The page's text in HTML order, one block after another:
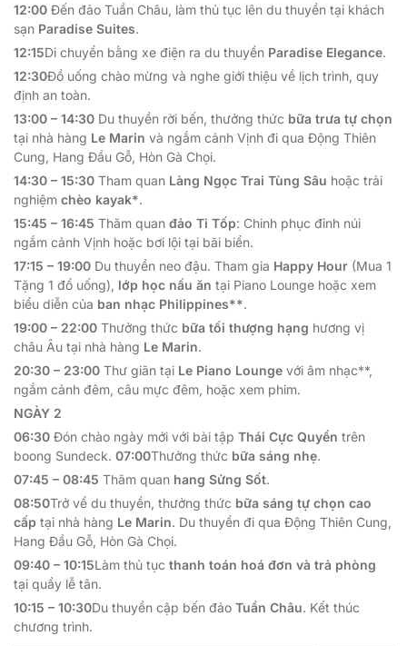
12:00 Đến đảo Tuần Châu, làm thủ tục lên du thuyền tại khách
sạn Paradise Suites.
12:15Di chuyển bằng xe điện ra du thuyền Paradise Elegance.
12:30Đồ uống chào mừng và nghe giới thiệu về lịch trình, quy
định an toàn.
13:00 – 14:30 Du thuyền rời bến, thưởng thức bữa trưa tự chọn
tại nhà hàng Le Marin và ngắm cảnh Vịnh đi qua Động Thiên
Cung, Hang Đầu Gỗ, Hòn Gà Chọi.
14:30 – 15:30 Tham quan Làng Ngọc Trai Tùng Sâu hoặc trải
nghiệm chèo kayak*.
15:45 – 16:45 Thăm quan đảo Ti Tốp: Chinh phục đỉnh núi
ngắm cảnh Vịnh hoặc bơi lội tại bãi biển.
17:15 – 19:00 Du thuyền neo đậu. Tham gia Happy Hour (Mua 1
Tặng 1 đồ uống), lớp học nấu ăn tại Piano Lounge hoặc xem
biểu diễn của ban nhạc Philippines**.
19:00 – 22:00 Thưởng thức bữa tối thượng hạng hương vị
châu Âu tại nhà hàng Le Marin.
20:30 – 23:00 Thư giãn tại Le Piano Lounge với âm nhạc**,
ngắm cảnh đêm, câu mực đêm, hoặc xem phim.
NGÀY 2
06:30 Đón chào ngày mới với bài tập Thái Cực Quyền trên
boong Sundeck. 07:00Thưởng thức bữa sáng nhẹ.
07:45 – 08:45 Thăm quan hang Sửng Sốt.
08:50Trở về du thuyền, thưởng thức bữa sáng tự chọn cao
cấp tại nhà hàng Le Marin. Du thuyền đi qua Động Thiên Cung,
Hang Đầu Gỗ, Hòn Gà Chọi.
09:40 – 10:15Làm thủ tục thanh toán hoá đơn và trả phòng
tại quầy lễ tân.
10:15 – 10:30Du thuyền cập bến đảo Tuần Châu. Kết thúc
chương trình.